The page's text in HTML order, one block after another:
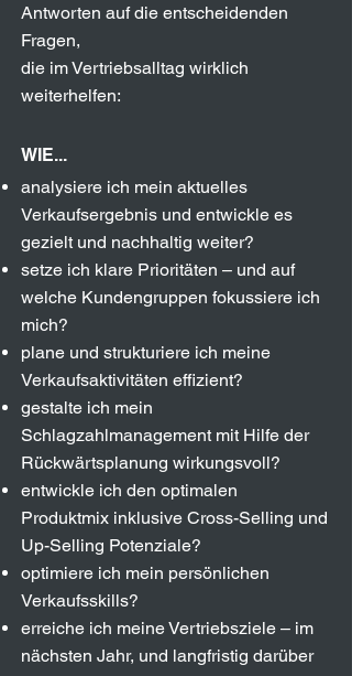
Antworten auf die entscheidenden
Fragen,
die im Vertriebsalltag wirklich
weiterhelfen:
WIE...
analysiere ich mein aktuelles
Verkaufsergebnis und entwickle es
gezielt und nachhaltig weiter?
setze ich klare Prioritäten – und auf
welche Kundengruppen fokussiere ich
mich?
plane und strukturiere ich meine
Verkaufsaktivitäten effizient?
gestalte ich mein
Schlagzahlmanagement mit Hilfe der
Rückwärtsplanung wirkungsvoll?
entwickle ich den optimalen
Produktmix inklusive Cross-Selling und
Up-Selling Potenziale?
optimiere ich mein persönlichen
Verkaufsskills?
erreiche ich meine Vertriebsziele – im
nächsten Jahr, und langfristig darüber